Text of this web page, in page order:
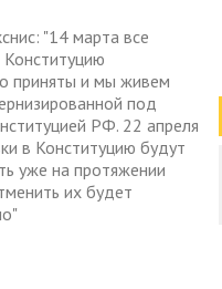
"14 марта все
приняты и мы живем
под
РФ. 22 апреля
в Конституцию будут
уже на протяжении
их будет